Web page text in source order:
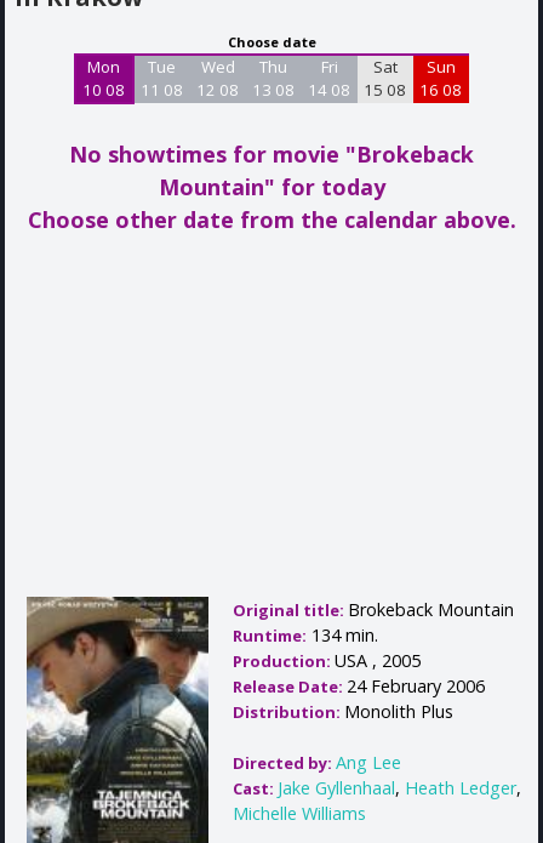
Choose date
Mon
10 08
Tue
11 08
Wed
12 08
Thu
13 08
Fri
14 08
Sat
15 08
Sun
16 08
No showtimes for movie "Brokeback
Mountain" for today
Choose other date from the calendar above.
Original title: Brokeback Mountain
Runtime: 134 min.
Production: USA , 2005
Release Date: 24 February 2006
Distribution: Monolith Plus
Directed by: Ang Lee
Cast: Jake Gyllenhaal, Heath Ledger,
Michelle Williams